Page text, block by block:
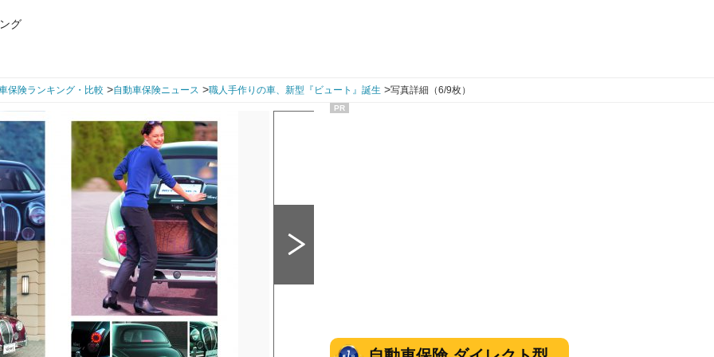
グ
保険ランキング・比較 >自動車保険ニュース >職人手作りの車、新型『ビュート』誕生 >写真詳細（6/9枚）
PR